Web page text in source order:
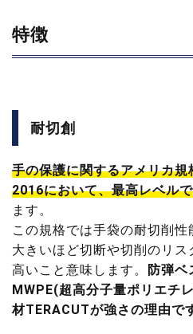
特徴
耐切創
手の保護に関するアメリカ
2016において、最高レベル
ます。
この規格では手袋の耐切削
大きいほど切断や切削のリ
高いこと意味します。
防弾ベ
MWPE(超高分子量ポリエチ
材TERACUTが強さの理由で